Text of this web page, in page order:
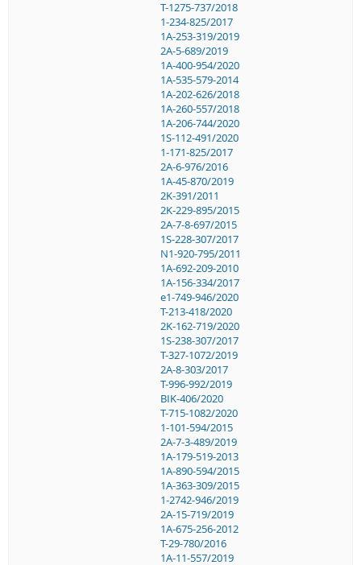
T-1275-737/2018
1-234-825/2017
1A-253-319/2019
2A-5-689/2019
1A-400-954/2020
1A-535-579-2014
1A-202-626/2018
1A-260-557/2018
1A-206-744/2020
1S-112-491/2020
1-171-825/2017
2A-6-976/2016
1A-45-870/2019
2K-391/2011
2K-229-895/2015
2A-7-8-697/2015
1S-228-307/2017
N1-920-795/2011
1A-692-209-2010
1A-156-334/2017
e1-749-946/2020
T-213-418/2020
2K-162-719/2020
1S-238-307/2017
T-327-1072/2019
2A-8-303/2017
T-996-992/2019
BIK-406/2020
T-715-1082/2020
1-101-594/2015
2A-7-3-489/2019
1A-179-519-2013
1A-890-594/2015
1A-363-309/2015
1-2742-946/2019
2A-15-719/2019
1A-675-256-2012
T-29-780/2016
1A-11-557/2019